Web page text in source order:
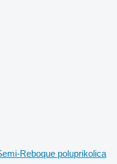
Reboque poluprikolica